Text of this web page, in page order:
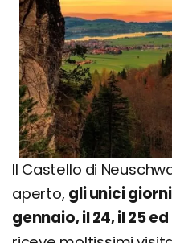
Il Castello di
aperto, gli unici
gennaio, il 24, il 25